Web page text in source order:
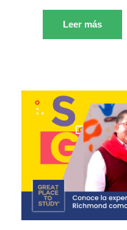
Leer más